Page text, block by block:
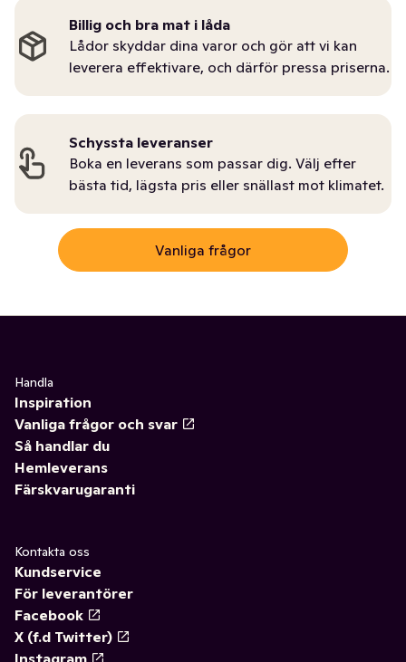
Billig och bra mat i låda
Lådor skyddar dina varor och gör att vi kan
leverera effektivare, och därför pressa priserna.
Schyssta leveranser
Boka en leverans som passar dig. Välj efter
bästa tid, lägsta pris eller snällast mot klimatet.
Vanliga frågor
Handla
Inspiration
Vanliga frågor och svar
Så handlar du
Hemleverans
Färskvarugaranti
Kontakta oss
Kundservice
För leverantörer
Facebook
X (f.d Twitter)
Instagram